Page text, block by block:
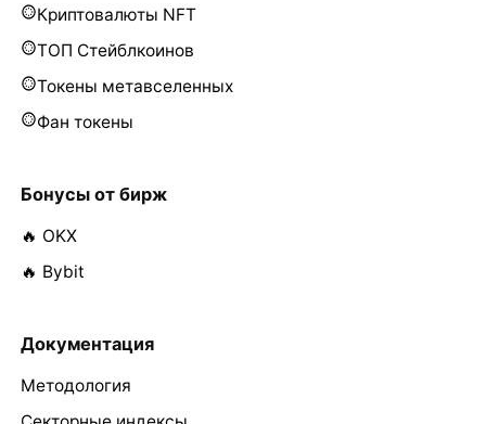
Криптовалюты NFT
ТОП Стейблкоинов
Токены метавселенных
Фан токены
Бонусы от бирж
🔥 OKX
🔥 Bybit
Документация
Методология